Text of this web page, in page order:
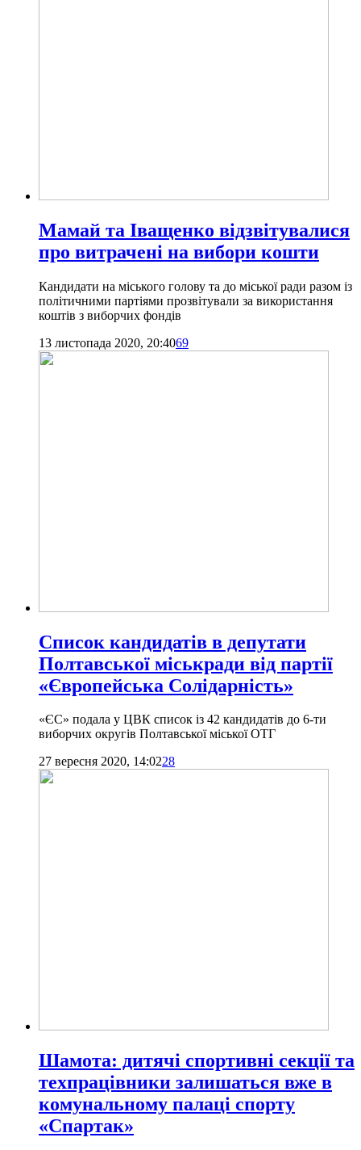
Мамай та Іващенко відзвітувалися
про витрачені на вибори кошти
Кандидати на міського голову та до міської ради разом із
політичними партіями прозвітували за використання
коштів з виборчих фондів
13 листопада 2020, 20:4069
Список кандидатів в депутати
Полтавської міськради від партії
«Європейська Солідарність»
«ЄС» подала у ЦВК список із 42 кандидатів до 6-ти
виборчих округів Полтавської міської ОТГ
27 вересня 2020, 14:0228
Шамота: дитячі спортивні секції та
техпрацівники залишаться вже в
комунальному палаці спорту
«Спартак»